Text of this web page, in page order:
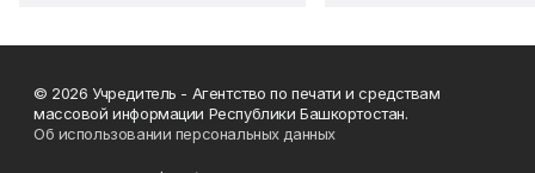
© 2026 Учредитель - Агентство по печати и средствам
массовой информации Республики Башкортостан.
Об использовании персональных данных